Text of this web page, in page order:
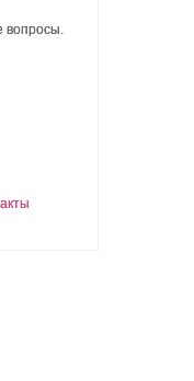
вопросы.